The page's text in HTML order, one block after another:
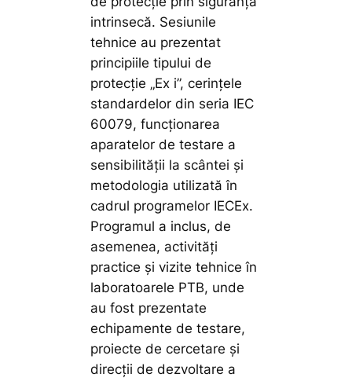
intrinsecă. Sesiunile
tehnice au prezentat
principiile tipului de
protecție „Ex i”, cerințele
standardelor din seria IEC
60079, funcționarea
aparatelor de testare a
sensibilității la scântei și
metodologia utilizată în
cadrul programelor IECEx.
Programul a inclus, de
asemenea, activități
practice și vizite tehnice în
laboratoarele PTB, unde
au fost prezentate
echipamente de testare,
proiecte de cercetare și
direcții de dezvoltare a